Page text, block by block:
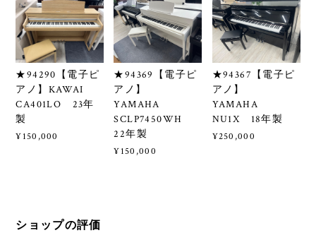
★94290【電子ピ
アノ】KAWAI
CA401LO 23年
製
¥150,000
★94369【電子ピ
アノ】
YAMAHA
SCLP7450WH
22年製
¥150,000
★94367【電子ピ
アノ】
YAMAHA
NU1X 18年製
¥250,000
ショップの評価